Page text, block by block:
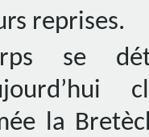
reprises.
se
la